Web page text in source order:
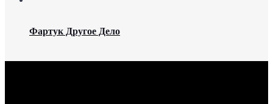
Фартук Другое Дело